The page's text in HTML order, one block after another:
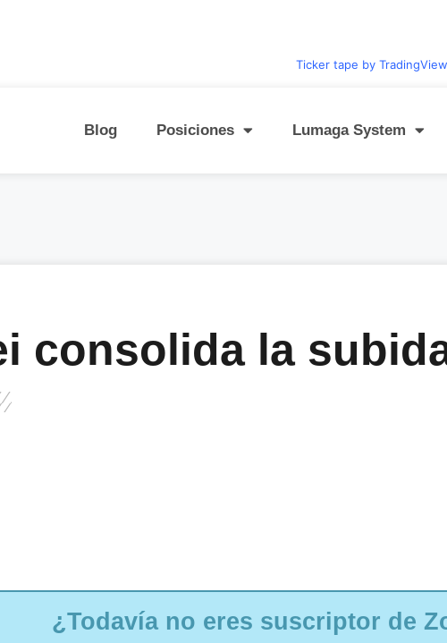
Ticker tape by TradingView
Blog Posiciones Lumaga System
consolida la
¿Todavía no eres suscriptor de